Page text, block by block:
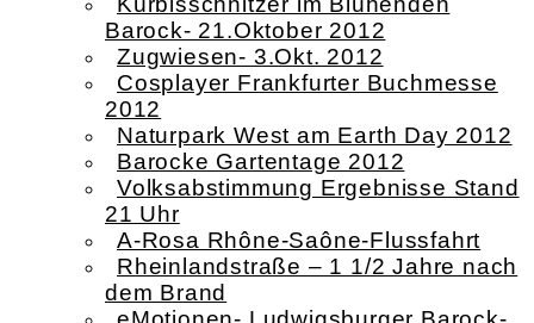
Barock- 21.Oktober 2012
Zugwiesen- 3.Okt. 2012
Cosplayer Frankfurter Buchmesse
2012
Naturpark West am Earth Day 2012
Barocke Gartentage 2012
Volksabstimmung Ergebnisse Stand
21 Uhr
A-Rosa Rhône-Saône-Flussfahrt
Rheinlandstraße – 1 1/2 Jahre nach
dem Brand